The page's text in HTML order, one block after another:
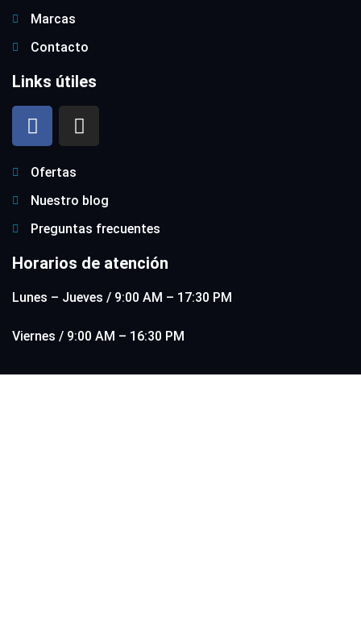
Marcas
Contacto
Links útiles
Ofertas
Nuestro blog
Preguntas frecuentes
Horarios de atención
Lunes – Jueves / 9:00 AM – 17:30 PM
Viernes / 9:00 AM – 16:30 PM